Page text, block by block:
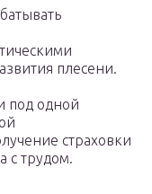
плесени.
под одной
страховки
с трудом.